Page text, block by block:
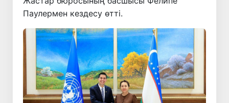
Паулермен кездесу өтті.